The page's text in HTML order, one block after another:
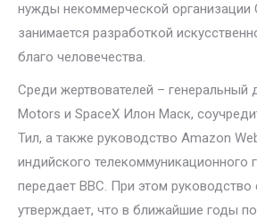
нужды некоммерческой организации
занимается разработкой
благо человечества.
Среди жертвователей – генеральный
Motors и SpaceX Илон Маск,
Тил, а также руководство Amazon
индийского телекоммуникационного
передает BBC. При этом руководство
утверждает, что в ближайшие годы